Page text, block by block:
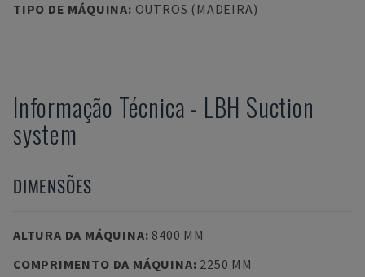
TIPO DE MÁQUINA: OUTROS (MADEIRA)
Informação Técnica - LBH Suction
system
DIMENSÕES
ALTURA DA MÁQUINA: 8400 MM
COMPRIMENTO DA MÁQUINA: 2250 MM